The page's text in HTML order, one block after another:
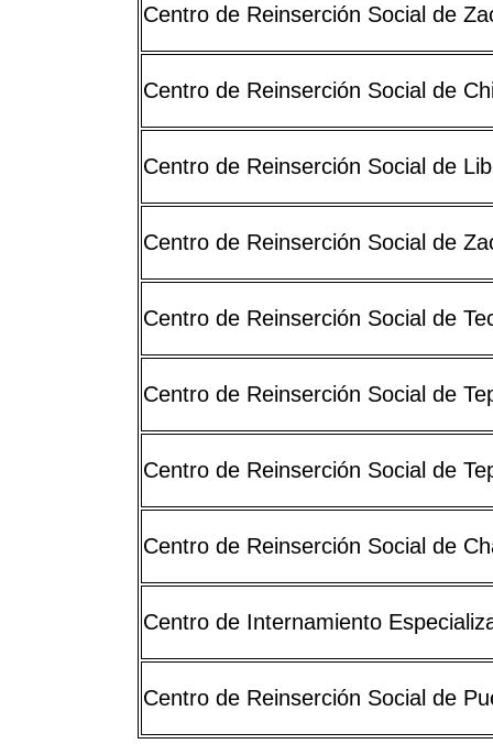
Centro de Reinserción Social de
Centro de Reinserción Social de
Centro de Reinserción Social de
Centro de Reinserción Social de
Centro de Reinserción Social de
Centro de Reinserción Social de
Centro de Reinserción Social de
Centro de Reinserción Social de
Centro de Internamiento
Centro de Reinserción Social de